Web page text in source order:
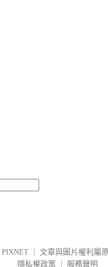
PIXNET
文章與圖片權利屬
隱私權政策
服務聲明